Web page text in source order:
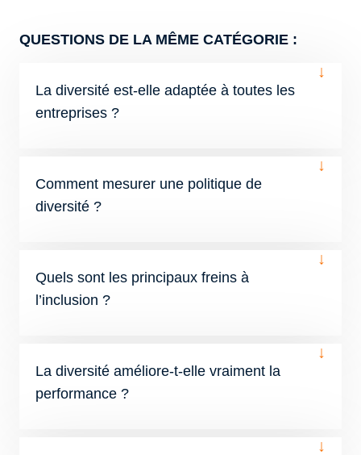
QUESTIONS DE LA MÊME CATÉGORIE :
La diversité est-elle adaptée à toutes les
entreprises ?
↓
Comment mesurer une politique de
diversité ?
↓
Quels sont les principaux freins à
l’inclusion ?
↓
La diversité améliore-t-elle vraiment la
performance ?
↓
↓